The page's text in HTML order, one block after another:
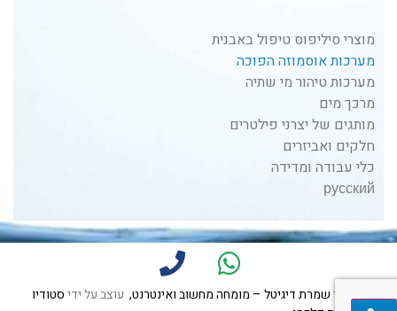
מוצרי סיליפוס טיפול באבנית
מערכות אוסמוזה הפוכה
מערכות טיהור מי שתיה
מרכך מים
מותגים של יצרני פילטרים
חלקים ואביזרים
כלי עבודה ומדידה
русский
נבנה על ידישמרת דיגיטל – מומחה מחשוב ואינטרנט, עוצב על ידיסטודיו